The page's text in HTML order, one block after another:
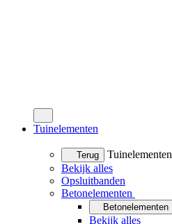
Tuinelementen
Terug
Tuinelementen
Bekijk alles
Opsluitbanden
Betonelementen
Betonelementen
Bekijk alles